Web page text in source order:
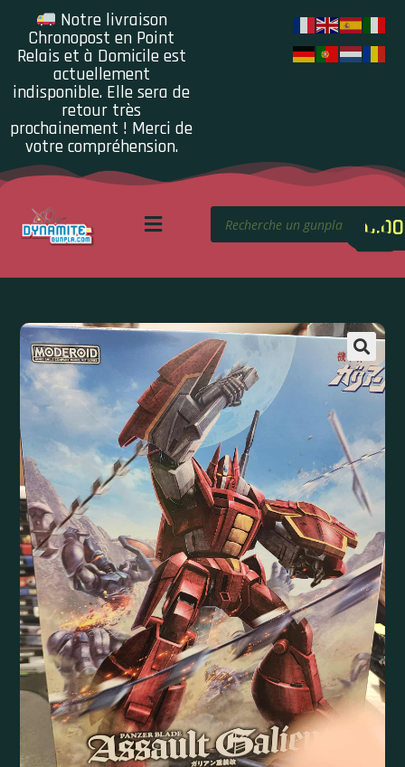
Notre livraison
Chronopost en Point
Relais et à Domicile est
actuellement
indisponible. Elle sera de
retour très
prochainement ! Merci de
votre compréhension.
0.00